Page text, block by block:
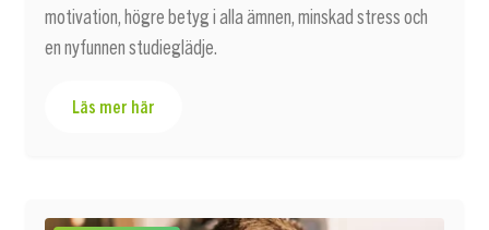
motivation, högre betyg i alla ämnen, minskad stress och
en nyfunnen studieglädje.
Läs mer här